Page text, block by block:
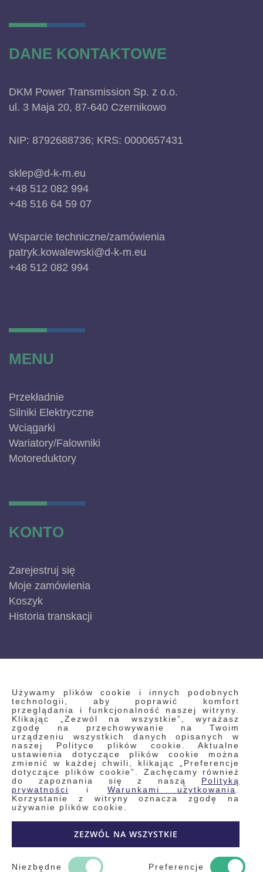
Używamy plików cookie i innych podobnych
technologii, aby poprawić komfort
przeglądania i funkcjonalność naszej witryny.
Klikając „Zezwól na wszystkie”, wyrażasz
zgodę na przechowywanie na Twoim
urządzeniu wszystkich danych opisanych w
naszej Polityce plików cookie. Aktualne
ustawienia dotyczące plików cookie można
zmienić w każdej chwili, klikając „Preferencje
dotyczące plików cookie”. Zachęcamy również
do zapoznania się z naszą Polityką
prywatności
i Warunkami użytkowania
Korzystanie z witryny oznacza zgodę na
używanie plików cookie.
ZEZWÓL NA WSZYSTKIE
Niezbędne Preferencje
DANE KONTAKTOWE
DKM Power Transmission Sp. z o.o.
ul. 3 Maja 20, 87-640 Czernikowo
NIP: 8792688736; KRS: 0000657431
sklep@d-k-m.eu
+48 512 082 994
+48 516 64 59 07
Wsparcie techniczne/zamówienia
patryk.kowalewski@d-k-m.eu
+48 512 082 994
MENU
Przekładnie
Silniki Elektryczne
Wciągarki
Wariatory/Falowniki
Motoreduktory
KONTO
Zarejestruj się
Moje zamówienia
Koszyk
Historia transkacji
INFORMACJE
Regulamin
Polityka prywatności i pliki cookie
Wyszukiwane frazy
Wyszukiwanie zaawansowane
Zamówienia
Skontaktuj się z nami
Odstąp od umowy
Kontakt